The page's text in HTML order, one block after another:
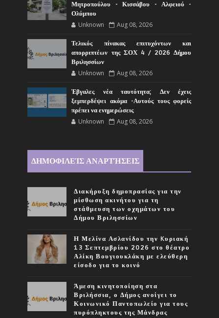
Μητροπούλου - Κισσάβου - Αλφειού -
Ολύμπου
Unknown Aug 08, 2026
Τελικός πίνακας επιτυχόντων και
απορριπτέων της ΣΟΧ 4 / 2026 Δήμου
Βριλησσίων
Unknown Aug 08, 2026
Έβγαλες νέα ταυτότητα; Δεν έχεις
ξεμπερδέψει ακόμα -Αυτούς τους φορείς
πρέπει να ενημερώσεις
Unknown Aug 08, 2026
ΔΗΜΟΦΙΛΕΊΣ ΑΝΑΡΤΉΣΕΙΣ
Διακήρυξη δημοπρασίας για την
μίσθωση ακινήτου για τη
στάθμευση των οχημάτων του
Δήμου Βριλησσίων
Η Μελίνα Ασλανίδου την Kυριακή
13 Σεπτεμβρίου 2026 στο θέατρο
Αλίκη Βουγιουκλάκη με ελεύθερη
είσοδο για το κοινό
Άμεση κινητοποίηση στα
Βριλήσσια, ο Δήμος ανοίγει το
Κοινωνικό Παντοπωλείο για τους
πυρόπληκτους της Μάνδρας